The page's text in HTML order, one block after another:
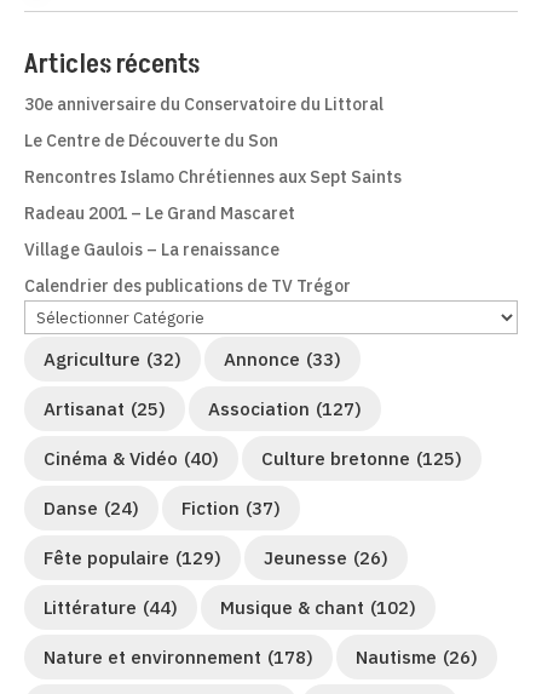
Articles récents
30e anniversaire du Conservatoire du Littoral
Le Centre de Découverte du Son
Rencontres Islamo Chrétiennes aux Sept Saints
Radeau 2001 – Le Grand Mascaret
Village Gaulois – La renaissance
Calendrier des publications de TV Trégor
Agriculture (32) Annonce (33)
Artisanat (25) Association (127)
Cinéma & Vidéo (40) Culture bretonne (125)
Danse (24) Fiction (37)
Fête populaire (129) Jeunesse (26)
Littérature (44) Musique & chant (102)
Nature et environnement (178) Nautisme (26)